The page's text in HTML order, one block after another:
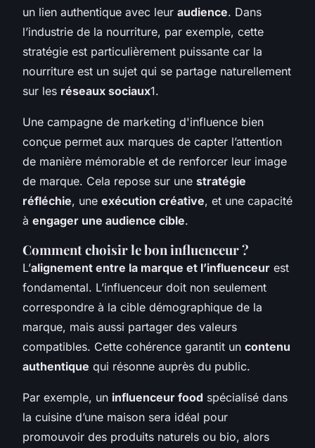
un lien authentique avec leur audience. Dans
l’industrie de la nourriture, par exemple, cette
stratégie est particulièrement puissante car la
nourriture est un sujet qui se partage naturellement
sur les réseaux sociaux1.
Une campagne de marketing d'influence bien
conçue permet aux marques de capter l’attention
de manière mémorable et de renforcer leur image
de marque. Cela repose sur une stratégie
réfléchie, une exécution créative, et une capacité
à engager une audience cible.
Comment choisir le bon influenceur ?
L’alignement entre la marque et l’influenceur est
fondamental. L’influenceur doit non seulement
correspondre à la cible démographique de la
marque, mais aussi partager des valeurs
compatibles. Cette cohérence garantit un contenu
authentique qui résonne auprès du public.
Par exemple, un influenceur food spécialisé dans
la cuisine d’une maison sera idéal pour
promouvoir des produits naturels ou bio, alors